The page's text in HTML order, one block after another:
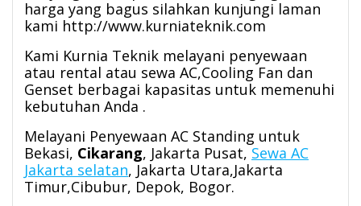
harga yang bagus silahkan kunjungi laman
kami http://www.kurniateknik.com
Kami Kurnia Teknik melayani penyewaan
atau rental atau sewa AC,Cooling Fan dan
Genset berbagai kapasitas untuk memenuhi
kebutuhan Anda .
Melayani Penyewaan AC Standing untuk
Bekasi, Cikarang, Jakarta Pusat, Sewa AC
Jakarta selatan, Jakarta Utara,Jakarta
Timur,Cibubur, Depok, Bogor.